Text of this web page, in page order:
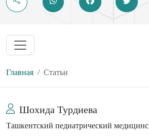
Главная Статьи
Шохида Турдиева
Ташкентский педиатрический